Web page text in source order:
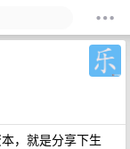
，就是分享下生